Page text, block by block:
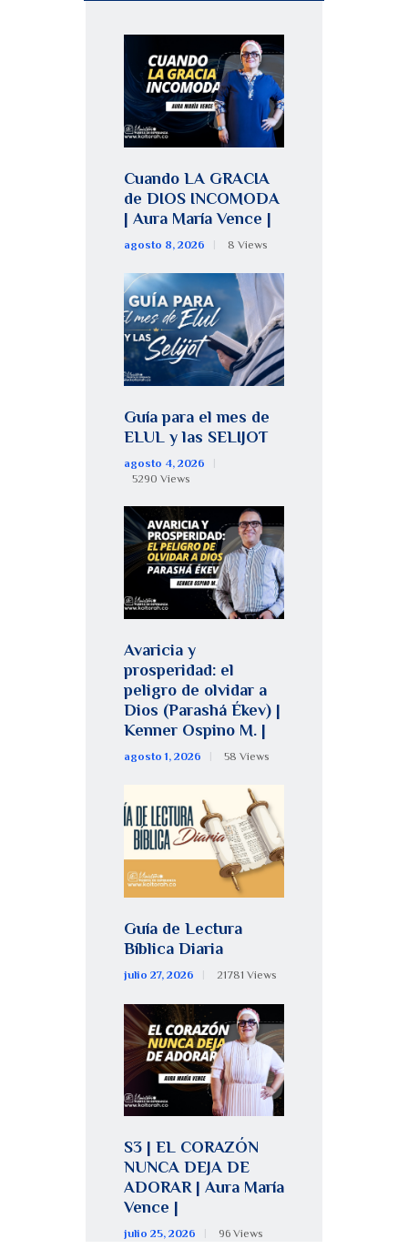
Cuando LA GRACIA
de DIOS INCOMODA
| Aura María Vence |
agosto 8, 2026 8 Views
Guía para el mes de
ELUL y las SELIJOT
agosto 4, 2026
5290 Views
Avaricia y
prosperidad: el
peligro de olvidar a
Dios (Parashá Ékev) |
Kenner Ospino M. |
agosto 1, 2026 58 Views
Guía de Lectura
Bíblica Diaria
julio 27, 2026 21781 Views
S3 | EL CORAZÓN
NUNCA DEJA DE
ADORAR | Aura María
Vence |
julio 25, 2026 96 Views